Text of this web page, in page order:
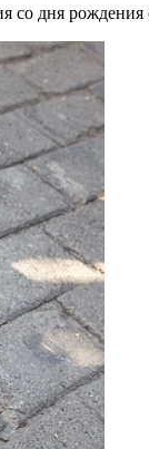
со дня